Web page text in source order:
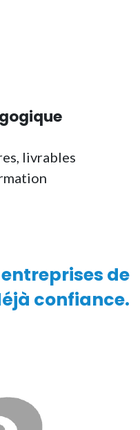
livrables
entreprises de
confiance.